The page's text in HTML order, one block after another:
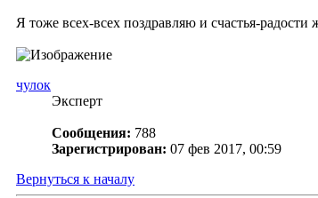
Я тоже всех-всех поздравляю и счастья-радости
чулок
Эксперт
Сообщения: 788
Зарегистрирован: 07 фев 2017, 00:59
Вернуться к началу